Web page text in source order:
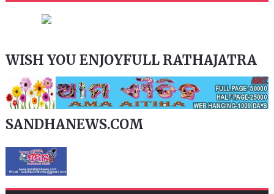
WISH YOU ENJOYFULL RATHAJATRA
SANDHANEWS.COM